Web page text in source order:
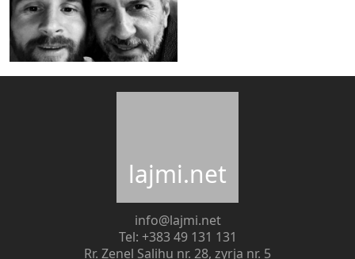
lajmi.net
info@lajmi.net
Tel: +383 49 131 131
Rr. Zenel Salihu nr. 28, zyrja nr. 5